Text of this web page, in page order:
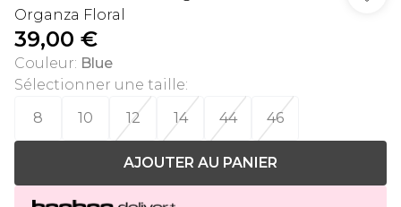
Organza Floral
39,00 €
Couleur: Blue
Sélectionner une taille:
8
10 12 14 44 46
AJOUTER AU PANIER